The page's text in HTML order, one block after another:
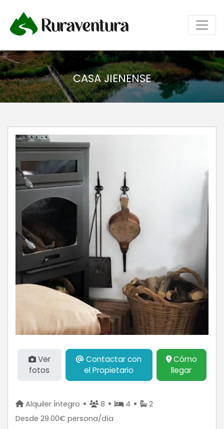
Ruraventura
CASA JIENENSE
Ver
fotos
Contactar con
el Propietario
Cómo
llegar
Alquiler Íntegro • 8 • 4 •
2
Desde 29.00€ persona/día